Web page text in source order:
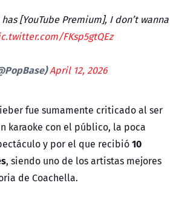
has [YouTube Premium], I don’t wanna
FKsp5gtQEz
April 12, 2026
fue sumamente criticado al ser
karaoke con el público, la poca
y por el que recibió10
, siendo uno de los artistas mejores
de Coachella.